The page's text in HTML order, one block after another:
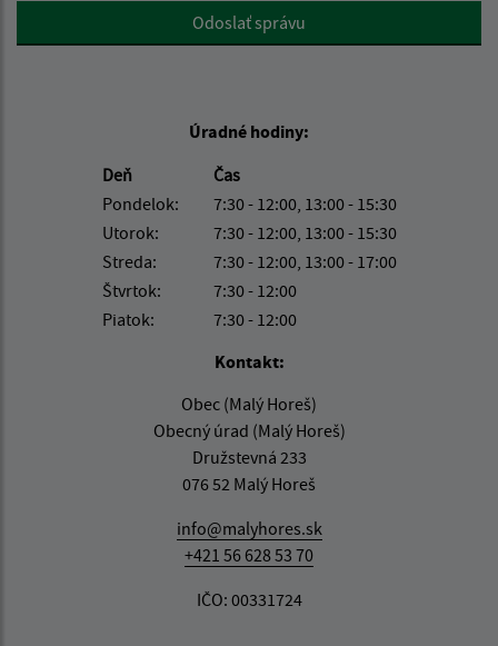
Google reCaptcha ResponseOdoslať správu
Úradné hodiny:
Deň
Čas
Pondelok:
7:30 - 12:00, 13:00 - 15:30
Utorok:
7:30 - 12:00, 13:00 - 15:30
Streda:
7:30 - 12:00, 13:00 - 17:00
Štvrtok:
7:30 - 12:00
Piatok:
7:30 - 12:00
Kontakt:
Obec (Malý Horeš)
Obecný úrad (Malý Horeš)
Družstevná 233
076 52 Malý Horeš
info@malyhores.sk
+421 56 628 53 70
IČO: 00331724